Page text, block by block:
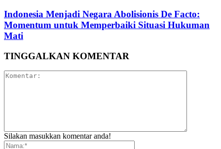
‎Indonesia Menjadi Negara Abolisionis De Facto:
Momentum untuk Memperbaiki Situasi Hukuman
Mati
TINGGALKAN KOMENTAR
Silakan masukkan komentar anda!